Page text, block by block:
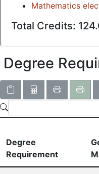
Mathematics
Total Credits:
Degree
Degree
Requirement